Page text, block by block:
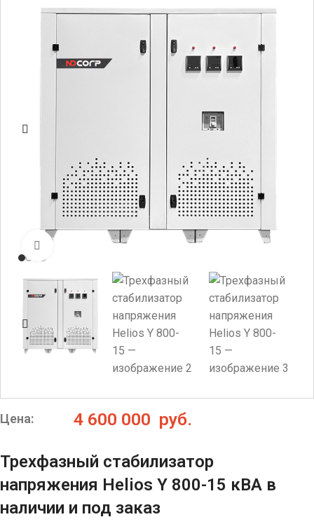
Нажмите, чтобы увеличить
Цена: 4 600 000 руб.
Трехфазный стабилизатор
напряжения Helios Y 800-15 кВА в
наличии и под заказ